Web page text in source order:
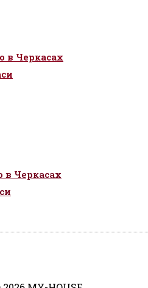
в Черкасах
в Черкасах